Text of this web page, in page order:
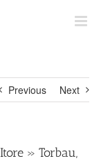
Previous Next
» Torbau,